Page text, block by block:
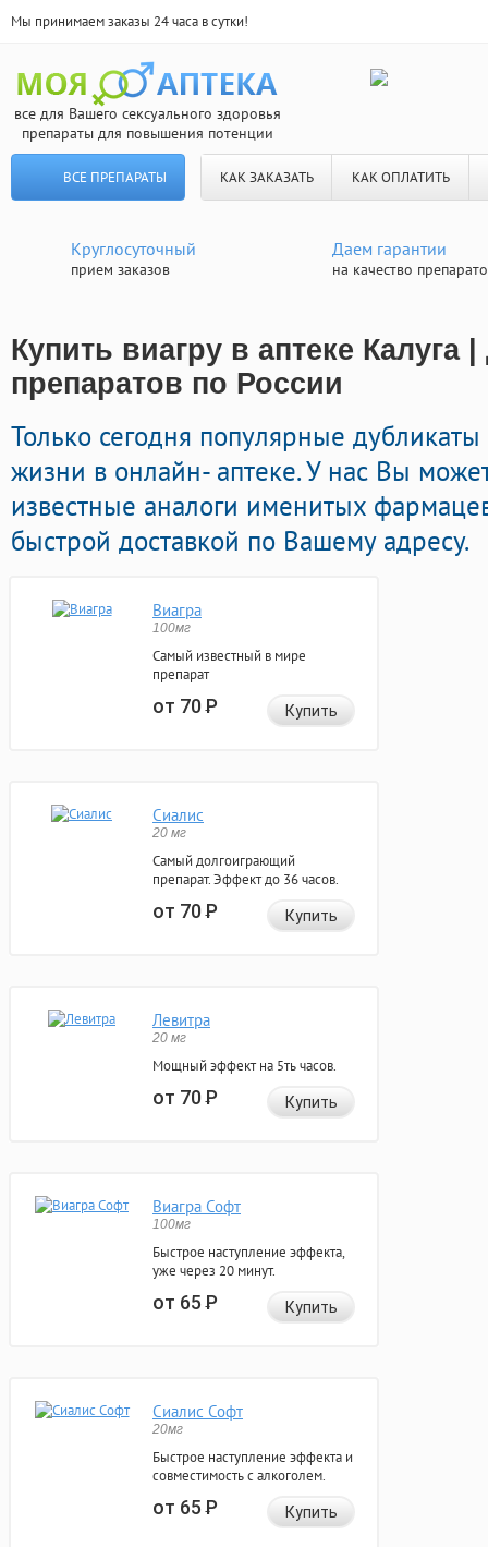
Мы принимаем заказы 24 часа в сутки!
все для Вашего сексуального здоровья
препараты для повышения потенции
ВСЕ ПРЕПАРАТЫ КАК ЗАКАЗАТЬ КАК ОПЛАТИТЬ
Круглосуточный
прием заказов
Даем гарантии
на качество
Купить виагру в аптеке Калуга
препаратов по России
Только сегодня популярные
жизни в онлайн- аптеке. У нас Вы
известные аналоги именитых
быстрой доставкой по Вашему адресу.
Виагра
100мг
Самый известный в мире
препарат
от 70Р Купить
Сиалис
20 мг
Самый долгоиграющий
препарат. Эффект до 36 часов.
от 70Р Купить
Левитра
20 мг
Мощный эффект на 5ть часов.
от 70Р Купить
Виагра Софт
100мг
Быстрое наступление эффекта,
уже через 20 минут.
от 65Р Купить
Сиалис Софт
20мг
Быстрое наступление эффекта и
совместимость с алкоголем.
от 65Р Купить